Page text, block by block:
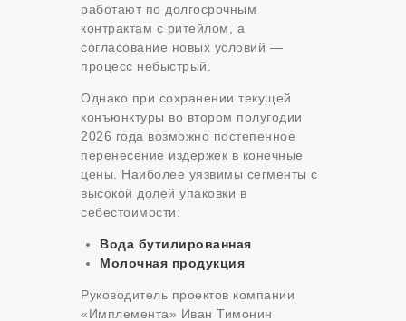
работают по долгосрочным
контрактам с ритейлом, а
согласование новых условий —
процесс небыстрый.
Однако при сохранении текущей
конъюнктуры во втором полугодии
2026 года возможно постепенное
перенесение издержек в конечные
цены. Наиболее уязвимы сегменты с
высокой долей упаковки в
себестоимости:
Вода бутилированная
Молочная продукция
Руководитель проектов компании
«Имплемента» Иван Тимонин